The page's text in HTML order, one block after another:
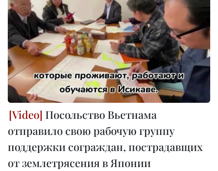
Посольство Вьетнама
отправило свою рабочую группу
поддержки сограждан, пострадавщих
от землетрясения в Японии